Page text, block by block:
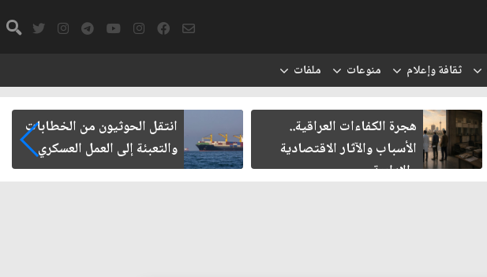
ثقافة وإعلام منوعات ملفات
هجرة الكفاءات العراقية..
الأسباب والآثار الاقتصادية
والإدارية
انتقل الحوثيون من الخطابات
والتعبئة إلى العمل العسكري